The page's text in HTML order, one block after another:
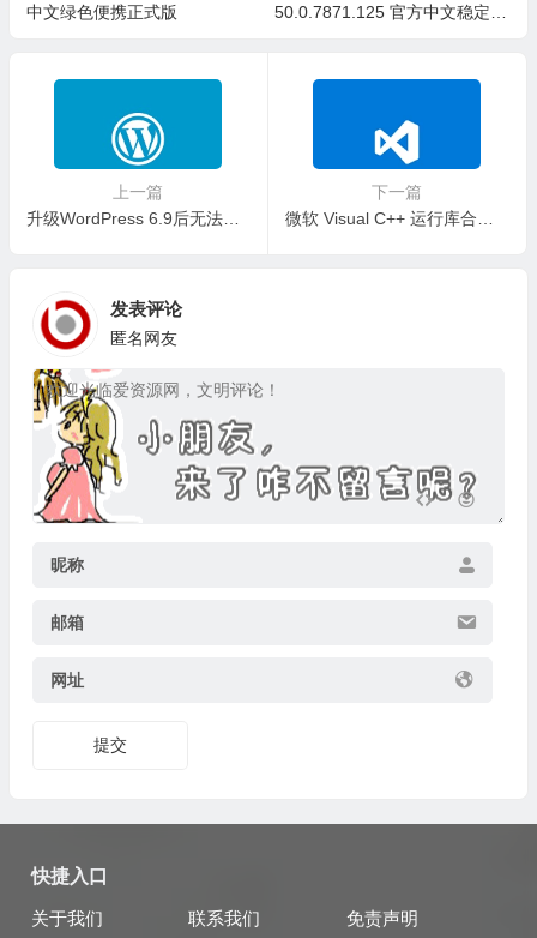
中文绿色便携正式版
50.0.7871.125 官方中文稳定
上一篇
升级WordPress 6.9后无法发送邮件的解决方法 —— WordPress教程
下一篇
发表评论
匿名网友
昵称
邮箱
网址
提交
快捷入口
关于我们 联系我们
免责声明